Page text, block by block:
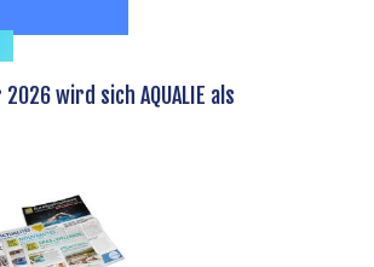
wird sich AQUALIE als